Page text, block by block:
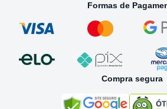
Formas de
Compra segura